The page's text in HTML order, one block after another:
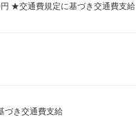
★交通費規定に基づき交通費支給
づき交通費支給